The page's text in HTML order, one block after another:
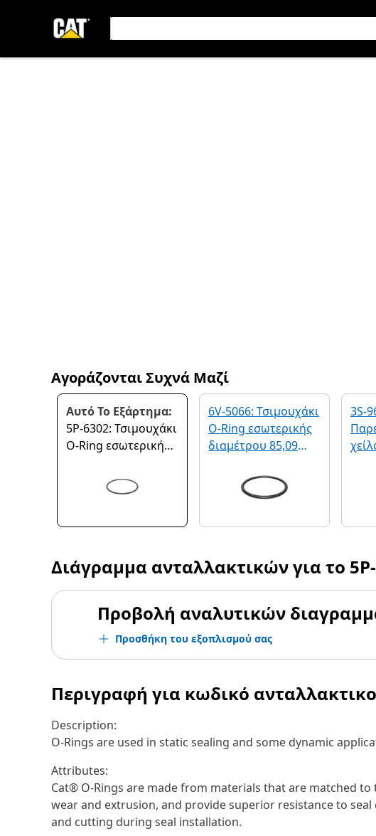
Αγοράζονται Συχνά Μαζί
Αυτό Το Εξάρτημα:
5P-6302: Τσιμουχάκι
O-Ring εσωτερικής
6V-5066: Τσιμουχάκι
O-Ring εσωτερικής
διαμέτρου 85,09
3S-
Διάγραμμα ανταλλακτικών για το
Προβολή αναλυτικών
Προσθήκη του εξοπλισμού σας
Περιγραφή για κωδικό
Description:
O-Rings are used in static sealing and some dynamic
Attributes:
Cat® O-Rings are made from materials that are matched
wear and extrusion, and provide superior resistance to
and cutting during seal installation.